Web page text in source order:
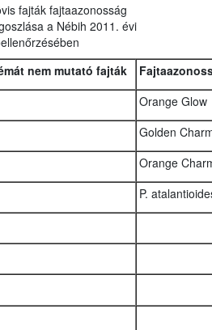
fajták fajtaazonosság
a Nébih 2011. évi
nem mutató fajták
Orange Glow
Golden
Orange
P.